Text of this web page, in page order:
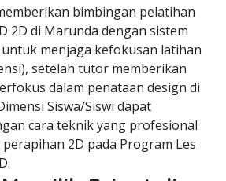
bimbingan pelatihan
2D di Marunda dengan sistem
menjaga kefokusan latihan
setelah tutor memberikan
dalam penataan design di
Siswa/Siswi dapat
cara teknik yang profesional
2D pada Program Les